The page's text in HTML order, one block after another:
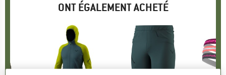
ONT ÉGALEMENT ACHETÉ